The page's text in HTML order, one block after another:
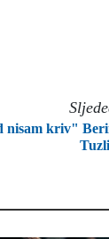
nisam kriv"